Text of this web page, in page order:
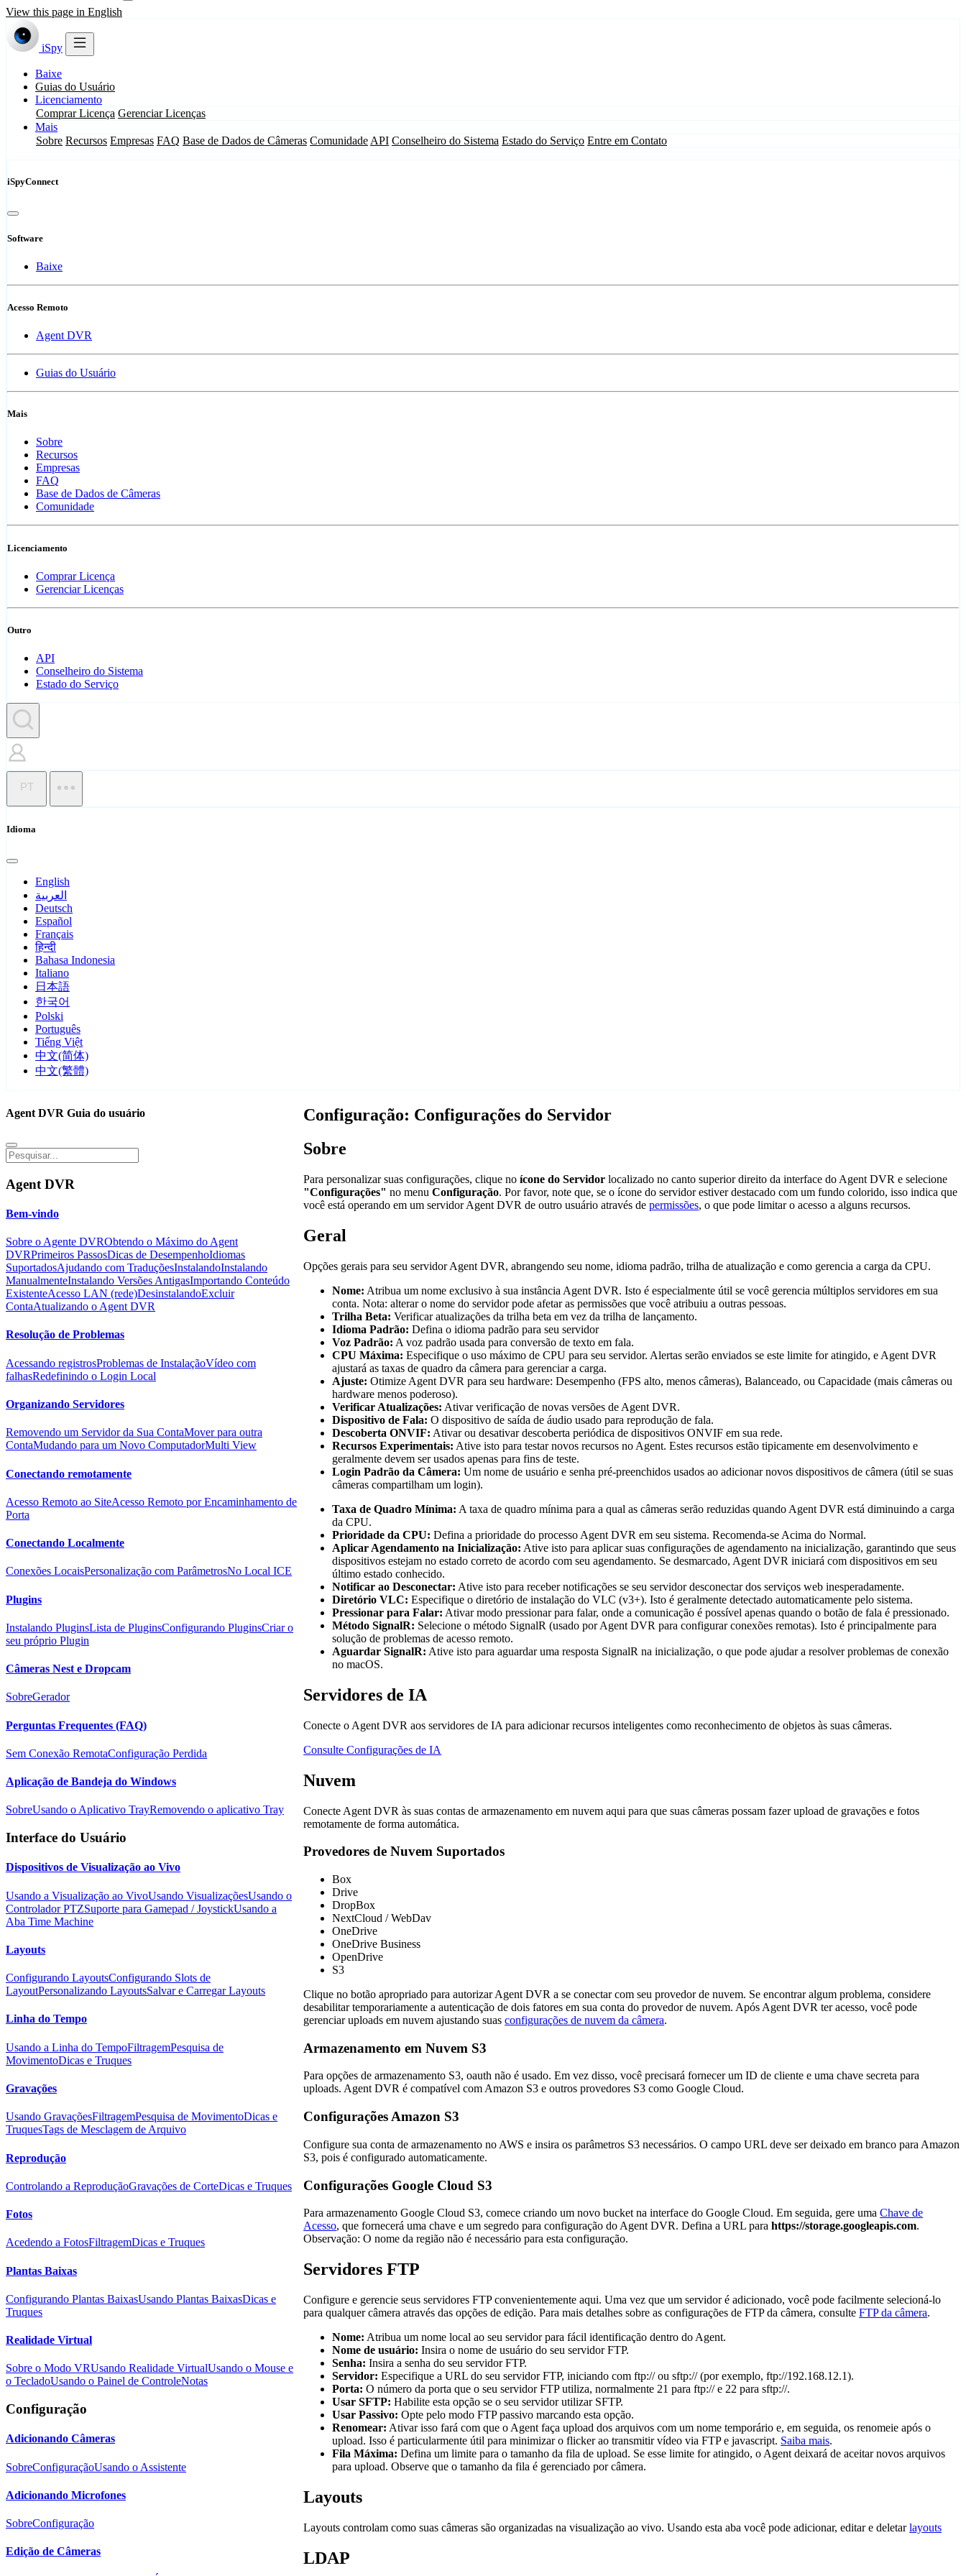
View this page in English
iSpy
Baixe
Guias do Usuário
Licenciamento
Comprar Licença Gerenciar Licenças
Mais
Sobre Recursos Empresas FAQ Base de Dados de Câmeras Comunidade API Conselheiro do Sistema Estado do Serviço Entre em Contato
iSpyConnect
Software
Baixe
Acesso Remoto
Agent DVR
Guias do Usuário
Mais
Sobre
Recursos
Empresas
FAQ
Base de Dados de Câmeras
Comunidade
Licenciamento
Comprar Licença
Gerenciar Licenças
Outro
API
Conselheiro do Sistema
Estado do Serviço
PT
Idioma
English
العربية
Deutsch
Español
Français
हिन्दी
Bahasa Indonesia
Italiano
日本語
한국어
Polski
Português
Tiếng Việt
中文(简体)
中文(繁體)
Configuração: Configurações do Servidor
Sobre
Para personalizar suas configurações, clique noícone do Servidorlocalizado no canto superior direito da interface do Agent DVR e selecione
"Configurações" no menuConfiguração. Por favor, note que, se o ícone do servidor estiver destacado com um fundo colorido, isso indica que
você está operando em um servidor Agent DVR de outro usuário através depermissões, o que pode limitar o acesso a alguns recursos.
Geral
Opções gerais para seu servidor Agent DVR, abrangendo seu nome, idioma padrão, trilha de atualização e como gerencia a carga da CPU.
Nome: Atribua um nome exclusivo à sua instância Agent DVR. Isto é especialmente útil se você gerencia múltiplos servidores em sua
conta. Nota: alterar o nome do servidor pode afetar as permissões que você atribuiu a outras pessoas.
Trilha Beta: Verificar atualizações da trilha beta em vez da trilha de lançamento.
Idioma Padrão: Defina o idioma padrão para seu servidor
Voz Padrão: A voz padrão usada para conversão de texto em fala.
CPU Máxima: Especifique o uso máximo de CPU para seu servidor. Alertas serão enviados se este limite for atingido, e Agent DVR
ajustará as taxas de quadro da câmera para gerenciar a carga.
Ajuste: Otimize Agent DVR para seu hardware: Desempenho (FPS alto, menos câmeras), Balanceado, ou Capacidade (mais câmeras ou
hardware menos poderoso).
Verificar Atualizações: Ativar verificação de novas versões de Agent DVR.
Dispositivo de Fala: O dispositivo de saída de áudio usado para reprodução de fala.
Descoberta ONVIF: Ativar ou desativar descoberta periódica de dispositivos ONVIF em sua rede.
Recursos Experimentais: Ative isto para testar novos recursos no Agent. Estes recursos estão tipicamente em desenvolvimento e
geralmente devem ser usados apenas para fins de teste.
Login Padrão da Câmera: Um nome de usuário e senha pré-preenchidos usados ao adicionar novos dispositivos de câmera (útil se suas
câmeras compartilham um login).
Taxa de Quadro Mínima: A taxa de quadro mínima para a qual as câmeras serão reduzidas quando Agent DVR está diminuindo a carga
da CPU.
Prioridade da CPU: Defina a prioridade do processo Agent DVR em seu sistema. Recomenda-se Acima do Normal.
Aplicar Agendamento na Inicialização: Ative isto para aplicar suas configurações de agendamento na inicialização, garantindo que seus
dispositivos estejam no estado correto de acordo com seu agendamento. Se desmarcado, Agent DVR iniciará com dispositivos em seu
último estado conhecido.
Notificar ao Desconectar: Ative isto para receber notificações se seu servidor desconectar dos serviços web inesperadamente.
Diretório VLC: Especifique o diretório de instalação do VLC (v3+). Isto é geralmente detectado automaticamente pelo sistema.
Pressionar para Falar: Ativar modo pressionar para falar, onde a comunicação é possível apenas quando o botão de fala é pressionado.
Método SignalR: Selecione o método SignalR (usado por Agent DVR para configurar conexões remotas). Isto é principalmente para
solução de problemas de acesso remoto.
Aguardar SignalR: Ative isto para aguardar uma resposta SignalR na inicialização, o que pode ajudar a resolver problemas de conexão
no macOS.
Servidores de IA
Conecte o Agent DVR aos servidores de IA para adicionar recursos inteligentes como reconhecimento de objetos às suas câmeras.
Consulte Configurações de IA
Nuvem
Conecte Agent DVR às suas contas de armazenamento em nuvem aqui para que suas câmeras possam fazer upload de gravações e fotos
remotamente de forma automática.
Provedores de Nuvem Suportados
Box
Drive
DropBox
NextCloud / WebDav
OneDrive
OneDrive Business
OpenDrive
S3
Clique no botão apropriado para autorizar Agent DVR a se conectar com seu provedor de nuvem. Se encontrar algum problema, considere
desabilitar temporariamente a autenticação de dois fatores em sua conta do provedor de nuvem. Após Agent DVR ter acesso, você pode
gerenciar uploads em nuvem ajustando suasconfigurações de nuvem da câmera.
Armazenamento em Nuvem S3
Para opções de armazenamento S3, oauth não é usado. Em vez disso, você precisará fornecer um ID de cliente e uma chave secreta para
uploads. Agent DVR é compatível com Amazon S3 e outros provedores S3 como Google Cloud.
Configurações Amazon S3
Configure sua conta de armazenamento no AWS e insira os parâmetros S3 necessários. O campo URL deve ser deixado em branco para Amazon
S3, pois é configurado automaticamente.
Configurações Google Cloud S3
Para armazenamento Google Cloud S3, comece criando um novo bucket na interface do Google Cloud. Em seguida, gere umaChave de
Acesso, que fornecerá uma chave e um segredo para configuração do Agent DVR. Defina a URL parahttps://storage.googleapis.com.
Observação: O nome da região não é necessário para esta configuração.
Servidores FTP
Configure e gerencie seus servidores FTP convenientemente aqui. Uma vez que um servidor é adicionado, você pode facilmente selecioná-lo
para qualquer câmera através das opções de edição. Para mais detalhes sobre as configurações de FTP da câmera, consulteFTP da câmera.
Nome: Atribua um nome local ao seu servidor para fácil identificação dentro do Agent.
Nome de usuário: Insira o nome de usuário do seu servidor FTP.
Senha: Insira a senha do seu servidor FTP.
Servidor: Especifique a URL do seu servidor FTP, iniciando com ftp:// ou sftp:// (por exemplo, ftp://192.168.12.1).
Porta: O número da porta que o seu servidor FTP utiliza, normalmente 21 para ftp:// e 22 para sftp://.
Usar SFTP: Habilite esta opção se o seu servidor utilizar SFTP.
Usar Passivo: Opte pelo modo FTP passivo marcando esta opção.
Renomear: Ativar isso fará com que o Agent faça upload dos arquivos com um nome temporário e, em seguida, os renomeie após o
upload. Isso é particularmente útil para minimizar o flicker ao transmitir vídeo via FTP e javascript. Saiba mais.
Fila Máxima: Defina um limite para o tamanho da fila de upload. Se esse limite for atingido, o Agent deixará de aceitar novos arquivos
para upload. Observe que o tamanho da fila é gerenciado por câmera.
Layouts
Layouts controlam como suas câmeras são organizadas na visualização ao vivo. Usando esta aba você pode adicionar, editar e deletarlayouts
LDAP
Agent DVR Guia do usuário
Agent DVR
Bem-vindo
Sobre o Agente DVRObtendo o Máximo do Agent
DVRPrimeiros PassosDicas de DesempenhoIdiomas
SuportadosAjudando com TraduçõesInstalandoInstalando
ManualmenteInstalando Versões AntigasImportando Conteúdo
ExistenteAcesso LAN (rede)DesinstalandoExcluir
ContaAtualizando o Agent DVR
Resolução de Problemas
Acessando registrosProblemas de InstalaçãoVídeo com
falhasRedefinindo o Login Local
Organizando Servidores
Removendo um Servidor da Sua ContaMover para outra
ContaMudando para um Novo ComputadorMulti View
Conectando remotamente
Acesso Remoto ao SiteAcesso Remoto por Encaminhamento de
Porta
Conectando Localmente
Conexões LocaisPersonalização com ParâmetrosNo Local ICE
Plugins
Instalando PluginsLista de PluginsConfigurando PluginsCriar o
seu próprio Plugin
Câmeras Nest e Dropcam
SobreGerador
Perguntas Frequentes (FAQ)
Sem Conexão RemotaConfiguração Perdida
Aplicação de Bandeja do Windows
SobreUsando o Aplicativo TrayRemovendo o aplicativo Tray
Interface do Usuário
Dispositivos de Visualização ao Vivo
Usando a Visualização ao VivoUsando VisualizaçõesUsando o
Controlador PTZSuporte para Gamepad / JoystickUsando a
Aba Time Machine
Layouts
Configurando LayoutsConfigurando Slots de
LayoutPersonalizando LayoutsSalvar e Carregar Layouts
Linha do Tempo
Usando a Linha do TempoFiltragemPesquisa de
MovimentoDicas e Truques
Gravações
Usando GravaçõesFiltragemPesquisa de MovimentoDicas e
TruquesTags de Mesclagem de Arquivo
Reprodução
Controlando a ReproduçãoGravações de CorteDicas e Truques
Fotos
Acedendo a FotosFiltragemDicas e Truques
Plantas Baixas
Configurando Plantas BaixasUsando Plantas BaixasDicas e
Truques
Realidade Virtual
Sobre o Modo VRUsando Realidade VirtualUsando o Mouse e
o TecladoUsando o Painel de ControleNotas
Configuração
Adicionando Câmeras
SobreConfiguraçãoUsando o Assistente
Adicionando Microfones
SobreConfiguração
Edição de Câmeras